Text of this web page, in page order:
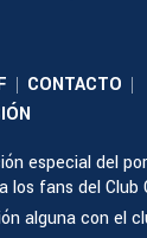
| CONTACTO |
especial del
fans del Club
alguna con el